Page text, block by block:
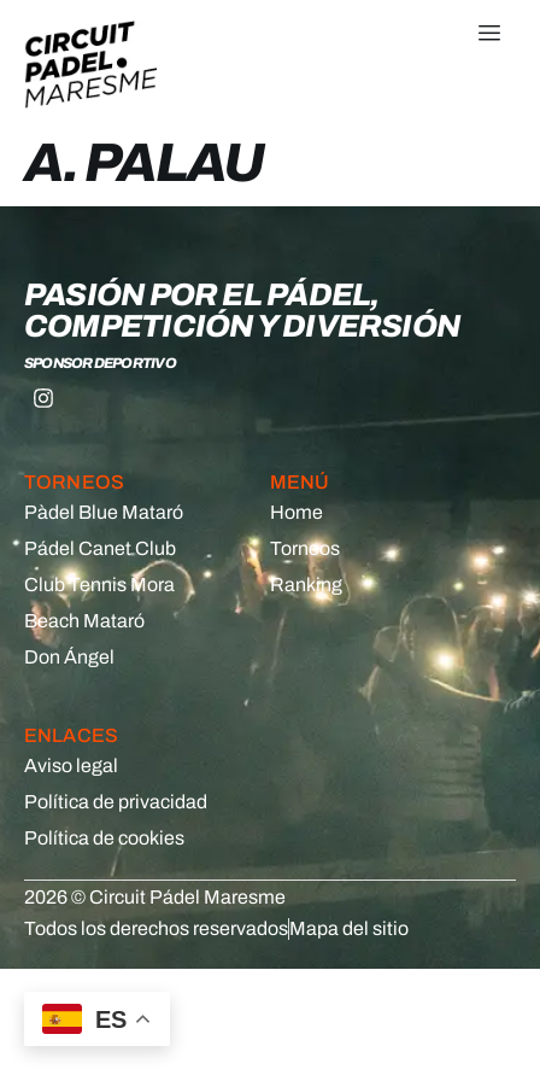
A. PALAU
PASIÓN POR EL PÁDEL,
COMPETICIÓN Y DIVERSIÓN
SPONSOR DEPORTIVO
TORNEOS
Pàdel Blue Mataró
Pádel Canet Club
Club Tennis Mora
Beach Mataró
Don Ángel
MENÚ
Home
Torneos
Ranking
ENLACES
Aviso legal
Política de privacidad
Política de cookies
2026 © Circuit Pádel Maresme
Todos los derechos reservadosMapa del sitio
ES